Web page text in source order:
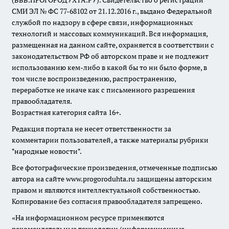
СМИ ЭЛ № ФС 77-68102 от 21.12.2016 г., выдано Федеральной
службой по надзору в сфере связи, информационных
технологий и массовых коммуникаций. Вся информация,
размещенная на данном сайте, охраняется в соответствии с
законодательством РФ об авторском праве и не подлежит
использованию кем-либо в какой бы то ни было форме, в
том числе воспроизведению, распространению,
переработке не иначе как с письменного разрешения
правообладателя.
Возрастная категория сайта 16+.
Редакция портала не несет ответственности за
комментарии пользователей, а также материалы рубрики
"народные новости".
Все фотографические произведения, отмеченные подписью
автора на сайте www.progoroduhta.ru защищены авторским
правом и являются интеллектуальной собственностью.
Копирование без согласия правообладателя запрещено.
«На информационном ресурсе применяются